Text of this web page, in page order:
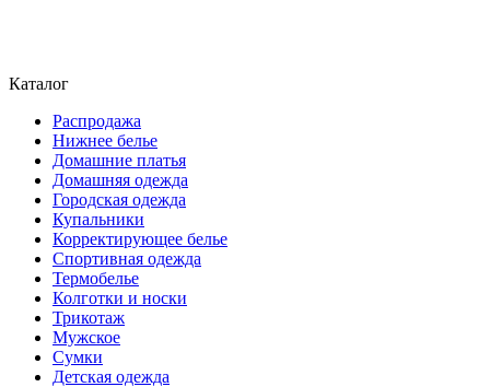
Каталог
Распродажа
Нижнее белье
Домашние платья
Домашняя одежда
Городская одежда
Купальники
Корректирующее белье
Спортивная одежда
Термобелье
Колготки и носки
Трикотаж
Мужское
Сумки
Детская одежда